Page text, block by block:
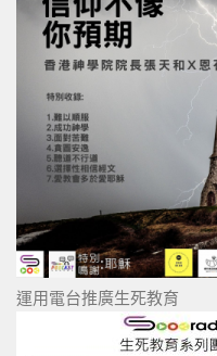
運用電台推廣生死教育